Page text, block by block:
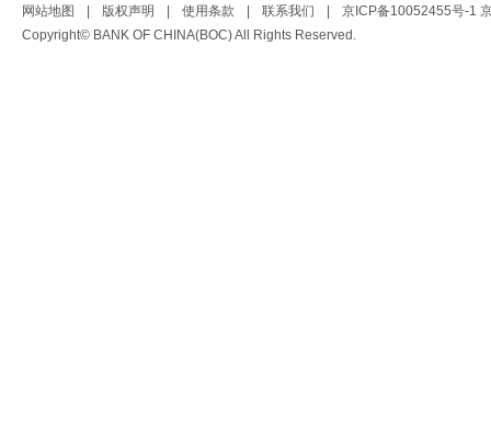
网站地图 版权声明 使用条款 联系我们 京ICP备10052455号-1
Copyright© BANK OF CHINA(BOC) All Rights Reserved.